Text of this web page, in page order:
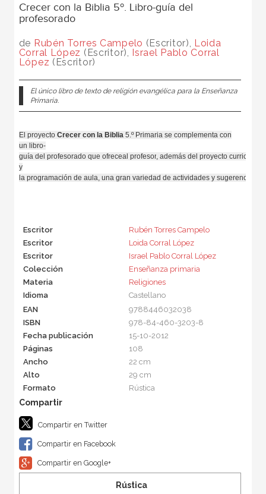
Crecer con la Biblia 5º. Libro-guía del
profesorado
de Rubén Torres Campelo (Escritor), Loida
Corral López (Escritor), Israel Pablo Corral
López (Escritor)
El único libro de texto de religión evangélica para la Enseñanza
Primaria.
El proyecto Crecercon la Biblia 5.º Primaria se complementa con
un libro-
guía del profesorado que ofreceal profesor, ademásdel proyectocurricular
y
la programación de aula una gran variedad de actividadesy sugerencias
Escritor
Rubén Torres Campelo
Escritor
Loida Corral López
Escritor
Israel Pablo Corral López
Colección
Enseñanza primaria
Materia
Religiones
Idioma
Castellano
EAN
9788446032038
ISBN
978-84-460-3203-8
Fecha publicación
15-10-2012
Páginas
108
Ancho
22 cm
Alto
29 cm
Formato
Rústica
Compartir en Twitter
Compartir en Facebook
Compartir en Google+
Rústica